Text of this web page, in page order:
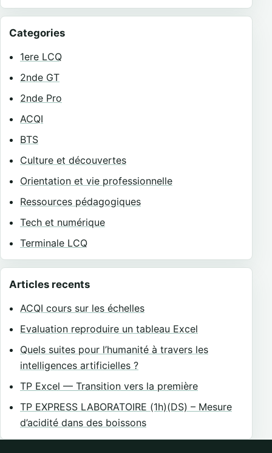
Categories
1ere LCQ
2nde GT
2nde Pro
ACQI
BTS
Culture et découvertes
Orientation et vie professionnelle
Ressources pédagogiques
Tech et numérique
Terminale LCQ
Articles recents
ACQI cours sur les échelles
Evaluation reproduire un tableau Excel
Quels suites pour l’humanité à travers les
intelligences artificielles ?
TP Excel — Transition vers la première
TP EXPRESS LABORATOIRE (1h)(DS) – Mesure
d’acidité dans des boissons